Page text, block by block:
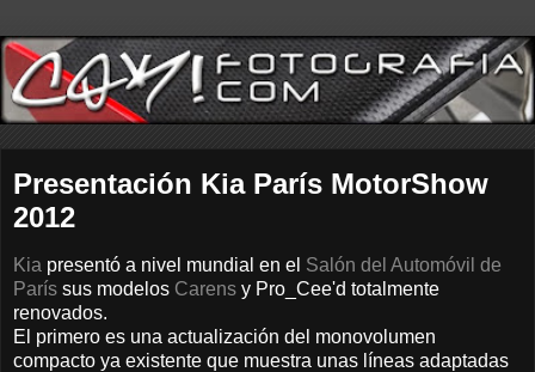
Presentación Kia París MotorShow
2012
Kia presentó a nivel mundial en el Salón del Automóvil de
París sus modelos Carens y Pro_Cee'd totalmente
renovados.
El primero es una actualización del monovolumen
compacto ya existente que muestra unas líneas adaptadas